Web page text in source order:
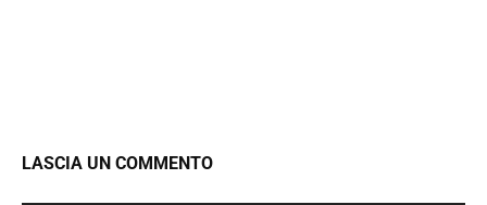
LASCIA UN COMMENTO